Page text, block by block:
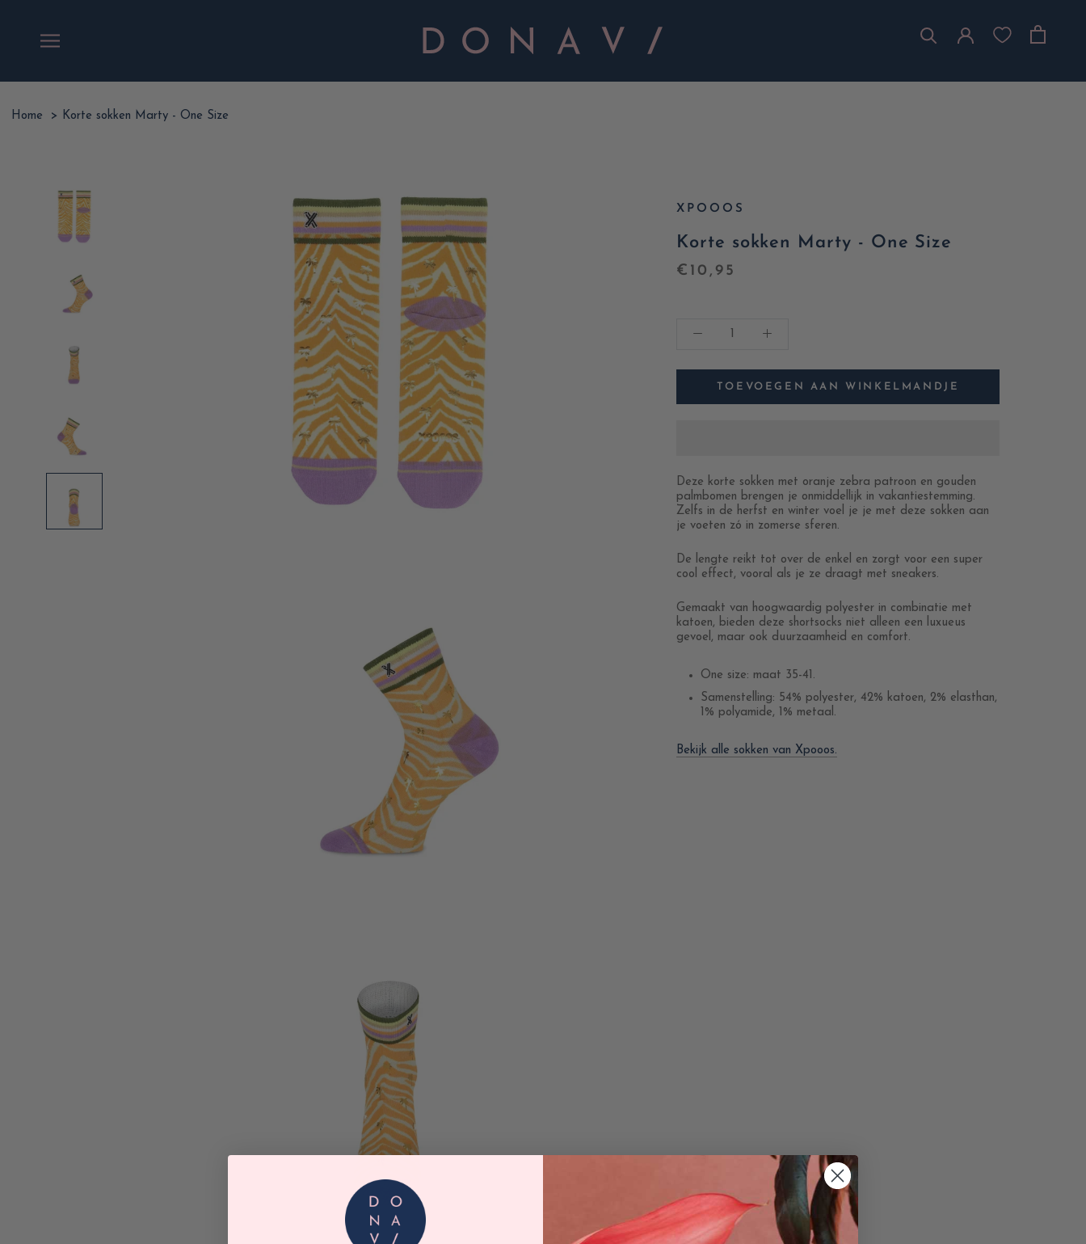
naar
Home
> Korte sokken Marty - One Size
XPOOOS
Korte sokken Marty - One Size
€10,95
TOEVOEGEN AAN WINKELMANDJE
Deze korte sokken met oranje zebra patroon en gouden
palmbomen brengen je onmiddellijk in vakantiestemming.
Zelfs in de herfst en winter voel je je met deze sokken aan
je voeten zó in zomerse sferen.
De lengte reikt tot over de enkel en zorgt voor een super
cool effect, vooral als je ze draagt met sneakers.
Gemaakt van hoogwaardig polyester in combinatie met
katoen, bieden deze shortsocks niet alleen een luxueus
gevoel, maar ook duurzaamheid en comfort.
One size: maat 35-41.
Samenstelling: 54% polyester, 42% katoen, 2% elasthan,
1% polyamide, 1% metaal.
Bekijk alle sokken van Xpooos.